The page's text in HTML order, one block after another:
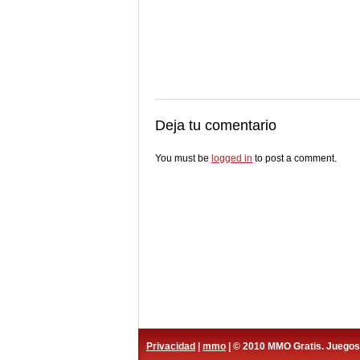
Deja tu comentario
You must be logged in to post a comment.
Privacidad mmo | © 2010 MMO Gratis.